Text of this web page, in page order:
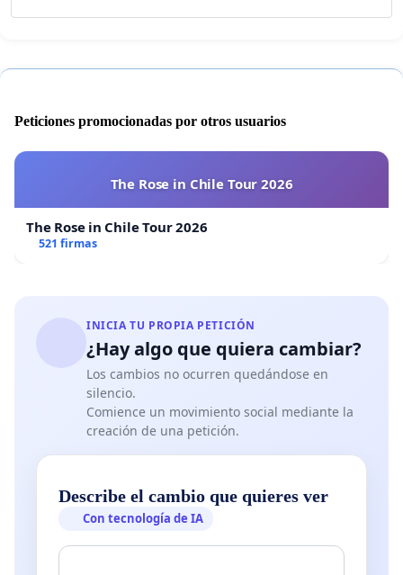
Peticiones promocionadas por otros usuarios
The Rose in Chile Tour 2026
The Rose in Chile Tour 2026
521 firmas
INICIA TU PROPIA PETICIÓN
¿Hay algo que quiera cambiar?
Los cambios no ocurren quedándose en
silencio.
Comience un movimiento social mediante la
creación de una petición.
Describe el cambio que quieres ver
Con tecnología de IA